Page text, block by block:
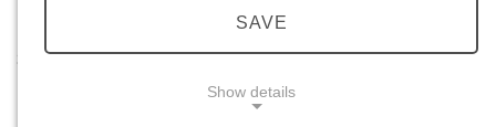
STARTSEITE
...
SAVE
Show details